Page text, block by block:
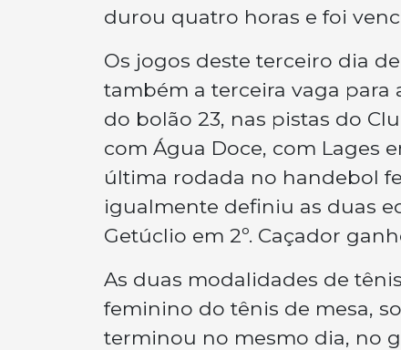
durou quatro horas e foi
Os jogos deste terceiro dia
também a terceira vaga para
do bolão 23, nas pistas do
com Água Doce, com Lages
última rodada no handebol
igualmente definiu as duas
Getúclio em 2º. Caçador
As duas modalidades de
feminino do tênis de mesa,
terminou no mesmo dia, no